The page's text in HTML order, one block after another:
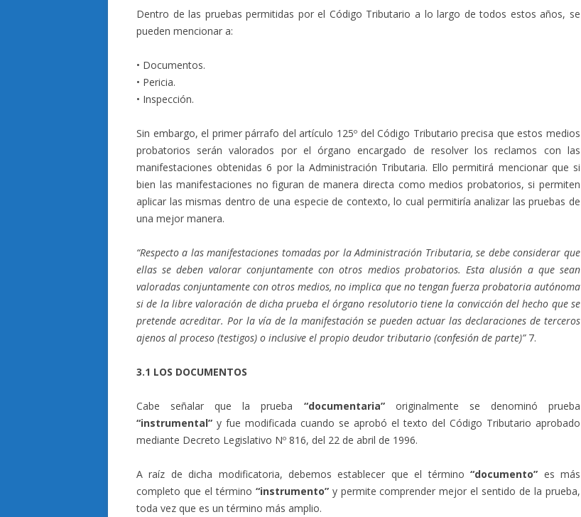
Dentro de las pruebas permitidas por el Código Tributario a lo largo de todos estos años, se
pueden mencionar a:
• Documentos.
• Pericia.
• Inspección.
Sin embargo, el primer párrafo del artículo 125º del Código Tributario precisa que estos medios
probatorios serán valorados por el órgano encargado de resolver los reclamos con las
manifestaciones obtenidas 6 por la Administración Tributaria. Ello permitirá mencionar que si
bien las manifestaciones no figuran de manera directa como medios probatorios, si permiten
aplicar las mismas dentro de una especie de contexto, lo cual permitiría analizar las pruebas de
una mejor manera.
“Respecto a las manifestaciones tomadas por la Administración Tributaria, se debe considerar que
ellas se deben valorar conjuntamente con otros medios probatorios. Esta alusión a que sean
valoradas conjuntamente con otros medios, no implica que no tengan fuerza probatoria autónoma
si de la libre valoración de dicha prueba el órgano resolutorio tiene la convicción del hecho que se
pretende acreditar. Por la vía de la manifestación se pueden actuar las declaraciones de terceros
ajenos al proceso (testigos) o inclusive el propio deudor tributario (confesión de parte)”7.
3.1 LOS DOCUMENTOS
Cabe señalar que la prueba “documentaria”originalmente se denominó prueba
“instrumental” y fue modificada cuando se aprobó el texto del Código Tributario aprobado
mediante Decreto Legislativo Nº 816, del 22 de abril de 1996.
A raíz de dicha modificatoria, debemos establecer que el término“documento” es más
completo que el término “instrumento”y permite comprender mejor el sentido de la prueba,
toda vez que es un término más amplio.